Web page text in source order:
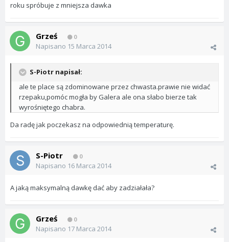
roku spróbuje z mniejsza dawka
Grześ 0
Napisano 15 Marca 2014
S-Piotr napisał:
ale te place są zdominowane przez chwasta.prawie nie widać
rzepaku,pomóc mogła by Galera ale ona słabo bierze tak
wyrośniętego chabra.
Da radę jak poczekasz na odpowiednią temperaturę.
S-Piotr 0
Napisano 16 Marca 2014
A jaką maksymalną dawkę dać aby zadziałała?
Grześ 0
Napisano 17 Marca 2014